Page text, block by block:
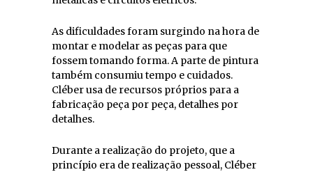
As dificuldades foram surgindo na hora de
montar e modelar as peças para que
fossem tomando forma. A parte de pintura
também consumiu tempo e cuidados.
Cléber usa de recursos próprios para a
fabricação peça por peça, detalhes por
detalhes.
Durante a realização do projeto, que a
princípio era de realização pessoal, Cléber